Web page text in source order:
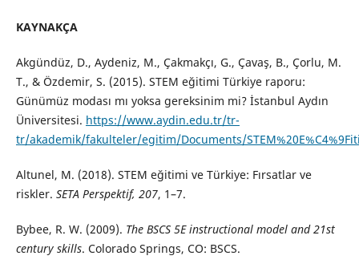
KAYNAKÇA
Akgündüz, D., Aydeniz, M., Çakmakçı, G., Çavaş, B., Çorlu, M.
T., & Özdemir, S. (2015). STEM eğitimi Türkiye raporu:
Günümüz modası mı yoksa gereksinim mi? İstanbul Aydın
Üniversitesi. https://www.aydin.edu.tr/tr-
tr/akademik/fakulteler/egitim/Documents/
Altunel, M. (2018). STEM eğitimi ve Türkiye: Fırsatlar ve
riskler. SETA Perspektif, 207, 1–7.
Bybee, R. W. (2009). The BSCS 5E instructional model and 21st
century skills. Colorado Springs, CO: BSCS.